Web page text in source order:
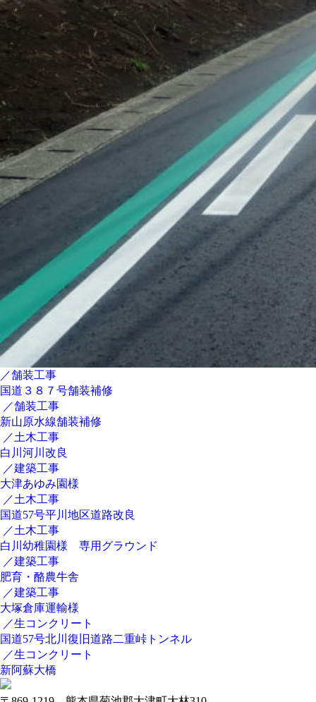
／舗装工事
国道３８７号舗装補修
／舗装工事
新山原水線舗装補修
／土木工事
白川河川改良
／建築工事
大津あゆみ園様
／土木工事
国道57号平川地区道路改良
／土木工事
白川幼稚園様 専用グラウンド
／建築工事
肥育・酪農牛舎
／建築工事
大塚倉庫運輸様
／生コンクリート
国道57号北川復旧道路二重峠トンネル
／生コンクリート
新阿蘇大橋